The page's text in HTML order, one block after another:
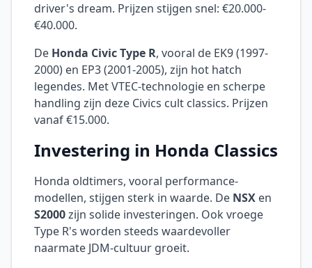
driver's dream. Prijzen stijgen snel: €20.000-
€40.000.
De Honda Civic Type R, vooral de EK9 (1997-
2000) en EP3 (2001-2005), zijn hot hatch
legendes. Met VTEC-technologie en scherpe
handling zijn deze Civics cult classics. Prijzen
vanaf €15.000.
Investering in Honda Classics
Honda oldtimers, vooral performance-
modellen, stijgen sterk in waarde. De NSX en
S2000zijn solide investeringen. Ook vroege
Type R's worden steeds waardevoller
naarmate JDM-cultuur groeit.